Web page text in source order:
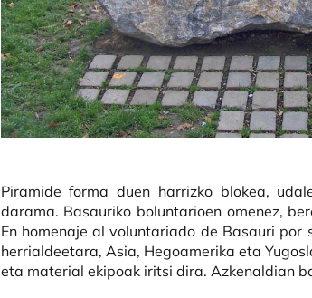
Piramide forma duen harrizko blokea,
darama. Basauriko boluntarioen omenez,
En homenaje al voluntariado de Basauri
herrialdeetara, Asia, Hegoamerika eta
eta material ekipoak iritsi dira. Azkenaldian